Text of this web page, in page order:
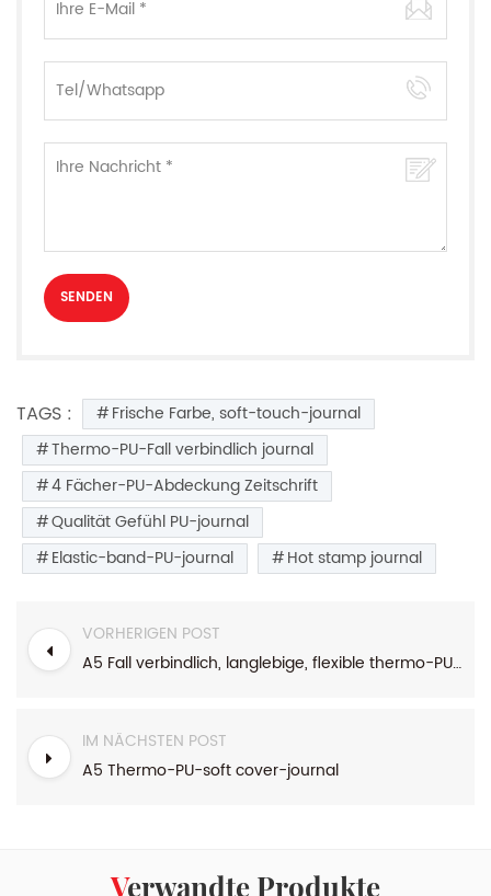
TAGS :
Frische Farbe, soft-touch-journal
Thermo-PU-Fall verbindlich journal
4 Fächer-PU-Abdeckung Zeitschrift
Qualität Gefühl PU-journal
Elastic-band-PU-journal
Hot stamp journal
VORHERIGEN POST
A5 Fall verbindlich, langlebige, flexible thermo-PU-journal
IM NÄCHSTEN POST
A5 Thermo-PU-soft cover-journal
Verwandte Produkte